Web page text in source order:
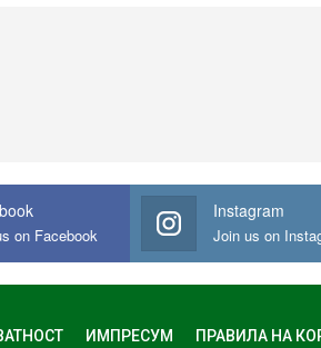
on Facebook
Instagram
Join us on
ИМПРЕСУМ ПРАВИЛА НА